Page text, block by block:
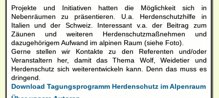
Projekte und Initiativen hatten die Möglichkeit sich in
Nebenräumen zu präsentieren. U.a. Herdenschutzhilfe in
Italien und der Schweiz. Interessant v.a. der Beitrag zum
Zäunen und weiteren Herdenschutzmaßnehmen und
dazugehörigem Aufwand im alpinen Raum (siehe Foto).
Gerne stellen wir Kontakte zu den Referenten und/oder
Veranstaltern her, damit das Thema Wolf, Weidetier und
Herdenschutz sich weiterentwickeln kann. Denn das muss es
dringend.
Download Tagungsprogramm Herdenschutz im Alpenraum